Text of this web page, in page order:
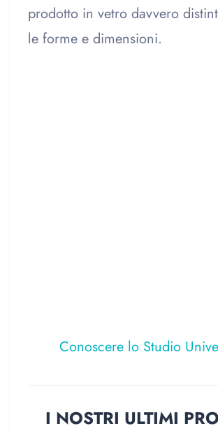
prodotto in vetro davvero
le forme e dimensioni.
Conoscere lo Studio
I NOSTRI ULTIMI